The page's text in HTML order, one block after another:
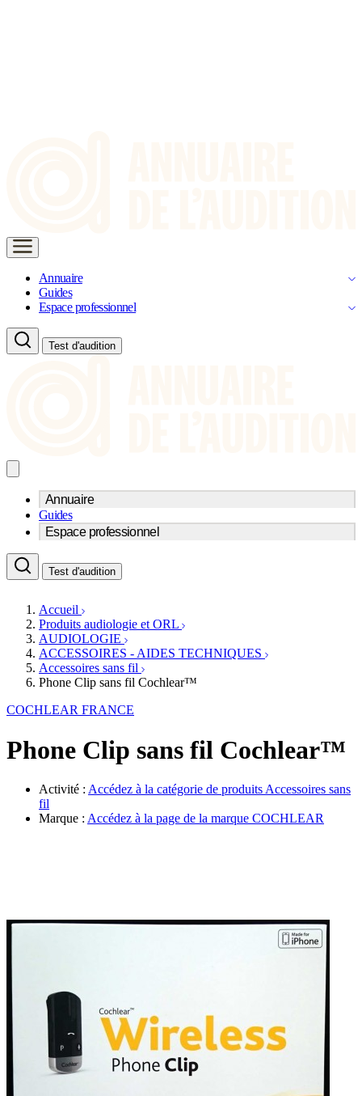
Annuaire
Guides
Espace professionnel
Test d'audition
Annuaire
Trouvez un professionnel de l'audition
Centre d'audioprothèse
Médecins ORL & Phoniatres
Écoles spécialisées
Fournisseurs
Associations
Guides
Espace professionnel
Acteurs et services
Fournisseurs
Services ORL
Orthophonistes
Formations et écoles
Organismes / Syndicats
Produits
Ressources
Actualités
AuditionTV
Test d'audition
Accueil
Produits audiologie et ORL
AUDIOLOGIE
ACCESSOIRES - AIDES TECHNIQUES
Accessoires sans fil
Phone Clip sans fil Cochlear™
COCHLEAR FRANCE
Phone Clip sans fil Cochlear™
Activité : Accédez à la catégorie de produits Accessoires sans
fil
Marque : Accédez à la page de la marque COCHLEAR